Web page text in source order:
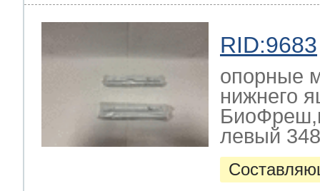
RID:9683
опорные
нижнего
левый